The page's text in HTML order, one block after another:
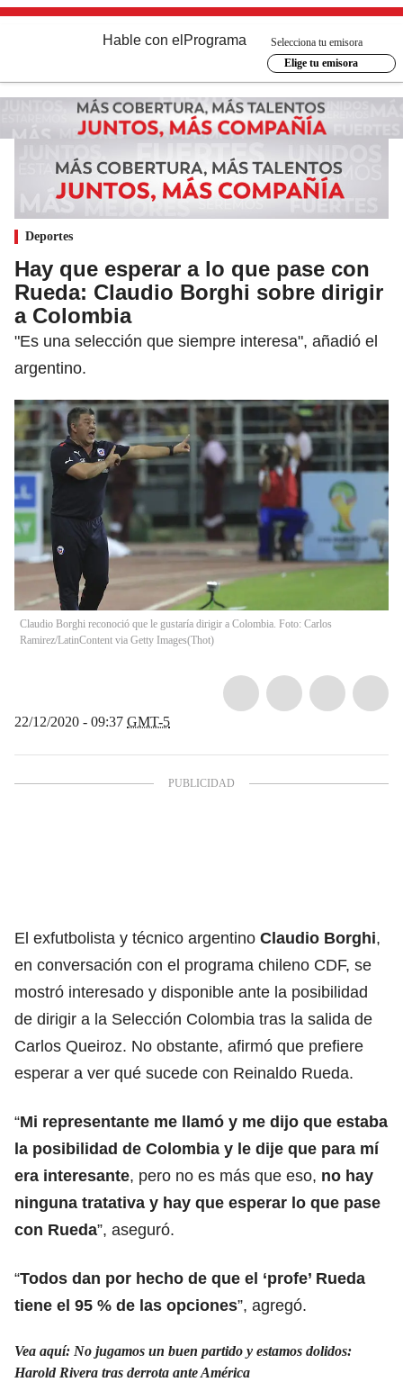
Hable con el Programa
Selecciona tu emisora
Elige tu emisora
Deportes
Hay que esperar a lo que pase con
Rueda: Claudio Borghi sobre dirigir
a Colombia
"Es una selección que siempre interesa", añadió el
argentino.
Claudio Borghi reconoció que le gustaría dirigir a Colombia. Foto: Carlos
Ramirez/LatinContent via Getty Images(Thot)
22/12/2020 - 09:37 GMT-5
El exfutbolista y técnico argentino Claudio Borghi,
en conversación con el programa chileno CDF, se
mostró interesado y disponible ante la posibilidad
de dirigir a la Selección Colombia tras la salida de
Carlos Queiroz. No obstante, afirmó que prefiere
esperar a ver qué sucede con Reinaldo Rueda.
“Mi representante me llamó y me dijo que estaba
la posibilidad de Colombia y le dije que para mí
era interesante, pero no es más que eso, no hay
ninguna tratativa y hay que esperar lo que pase
con Rueda”, aseguró.
“Todos dan por hecho de que el ‘profe’ Rueda
tiene el 95 % de las opciones”, agregó.
Vea aquí: No jugamos un buen partido y estamos dolidos:
Harold Rivera tras derrota ante América